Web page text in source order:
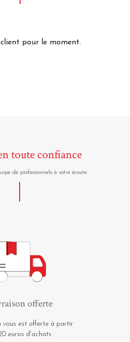
pour le moment.
toute confiance
de professionnels à votre écoute
offerte
vous est offerte à partir
euros d'achats